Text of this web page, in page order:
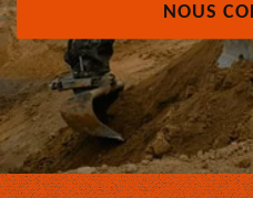
NOUS